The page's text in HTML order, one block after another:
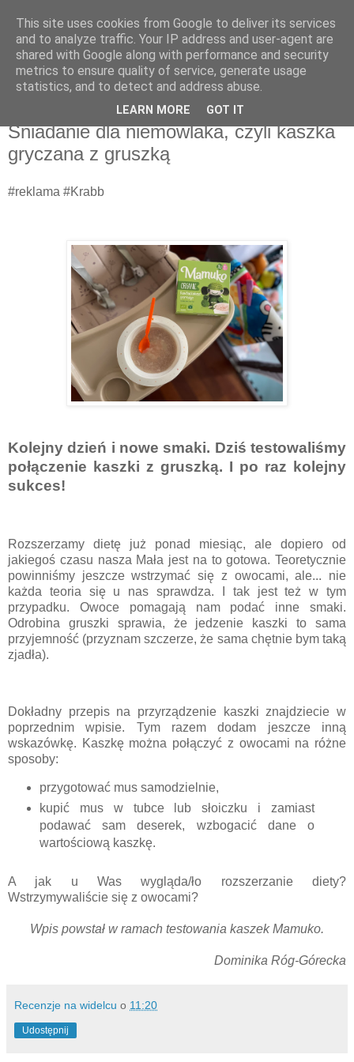
Recenzje na widelcu
Portal kulturalny - książki, recenzje, inspiracje, konkursy.
czwartek, 20 lutego 2025
Śniadanie dla niemowlaka, czyli kaszka
gryczana z gruszką
#reklama #Krabb
Kolejny dzień i nowe smaki. Dziś testowaliśmy
połączenie kaszki z gruszką. I po raz kolejny
sukces!
Rozszerzamy dietę już ponad miesiąc, ale dopiero od
jakiegoś czasu nasza Mała jest na to gotowa. Teoretycznie
powinniśmy jeszcze wstrzymać się z owocami, ale... nie
każda teoria się u nas sprawdza. I tak jest też w tym
przypadku. Owoce pomagają nam podać inne smaki.
Odrobina gruszki sprawia, że jedzenie kaszki to sama
przyjemność (przyznam szczerze, że sama chętnie bym taką
zjadła).
Dokładny przepis na przyrządzenie kaszki znajdziecie w
poprzednim wpisie. Tym razem dodam jeszcze inną
wskazówkę. Kaszkę można połączyć z owocami na różne
sposoby:
przygotować mus samodzielnie,
kupić mus w tubce lub słoiczku i zamiast
podawać sam deserek, wzbogacić dane o
wartościową kaszkę.
A jak u Was wygląda/ło rozszerzanie diety?
Wstrzymywaliście się z owocami?
Wpis powstał w ramach testowania kaszek Mamuko.
Dominika Róg-Górecka
Recenzje na widelcu o 11:20
Udostępnij
This site uses cookies from Google to deliver its services
and to analyze traffic. Your IP address and user-agent are
shared with Google along with performance and security
metrics to ensure quality of service, generate usage
statistics, and to detect and address abuse.
LEARN MORE GOT IT